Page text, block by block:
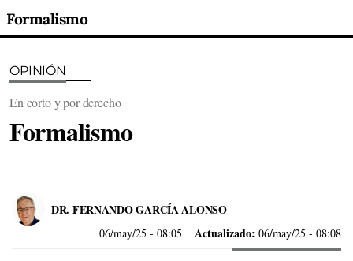
Formalismo
OPINIÓN
En corto y por derecho
Formalismo
DR. FERNANDO GARCÍA ALONSO
06/may/25 - 08:05 Actualizado: 06/may/25 - 08:08